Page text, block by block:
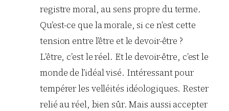
registre moral, au sens propre du terme.
Qu’est-ce que la morale, si ce n’est cette
tension entre l’être et le devoir-être ?
L’être, c’est le réel. Et le devoir-être, c’est le
monde de l’idéal visé. Intéressant pour
tempérer les velléités idéologiques. Rester
relié au réel, bien sûr. Mais aussi accepter